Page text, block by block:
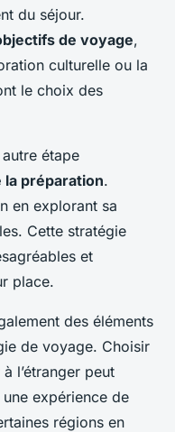
du séjour.
de voyage,
culturelle ou la
le choix des
étape
la préparation.
en explorant sa
Cette stratégie
et
place.
des éléments
de voyage. Choisir
l’étranger peut
expérience de
régions en